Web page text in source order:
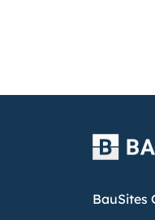
BauSites